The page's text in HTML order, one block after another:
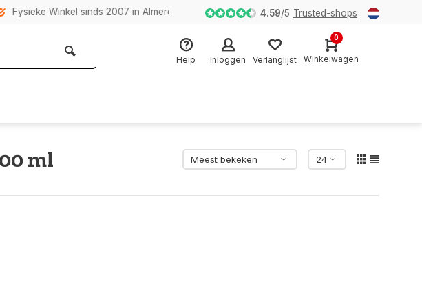
Winkel sinds 2007 in Almere 4.59/5 Trusted-shops
Help Inloggen Verlanglijst
0
Winkelwagen
ml